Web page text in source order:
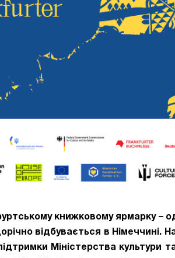
книжковому ярмарку –
відбувається в Німеччині.
Міністерства культури